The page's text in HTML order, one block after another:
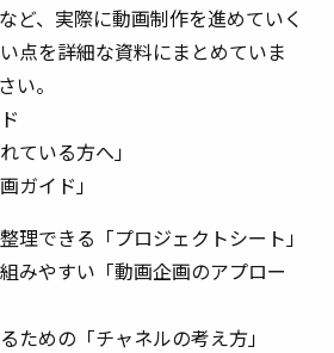
ど、実際に動画制作を進めていく
点を詳細な資料にまとめていま
い。
ている方へ」
ガイド」
理できる「プロジェクトシート」
みやすい「動画企画のアプロー
ための「チャネルの考え方」